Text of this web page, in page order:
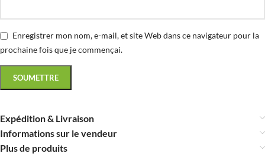
Enregistrer mon nom, e-mail, et site Web dans ce navigateur pour la
prochaine fois que je commençai.
Expédition & Livraison
Informations sur le vendeur
Plus de produits